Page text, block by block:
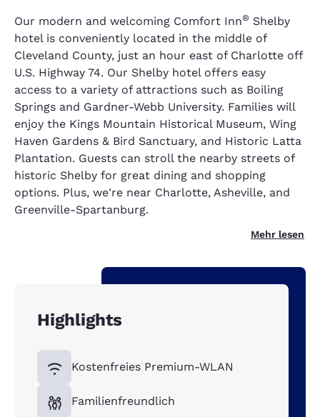
Our modern and welcoming Comfort Inn® Shelby
hotel is conveniently located in the middle of
Cleveland County, just an hour east of Charlotte off
U.S. Highway 74. Our Shelby hotel offers easy
access to a variety of attractions such as Boiling
Springs and Gardner-Webb University. Families will
enjoy the Kings Mountain Historical Museum, Wing
Haven Gardens & Bird Sanctuary, and Historic Latta
Plantation. Guests can stroll the nearby streets of
historic Shelby for great dining and shopping
options. Plus, we're near Charlotte, Asheville, and
Greenville-Spartanburg.
Mehr lesen
Highlights
Kostenfreies Premium-WLAN
Familienfreundlich